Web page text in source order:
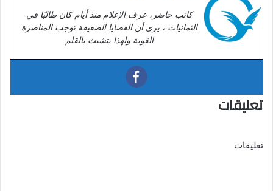
كاتب حاضر، عرف الإعلام منذ أيام كان طالبًا في
الثمانيات ، يرى أن القضايا الضعيفة توجب المناصرة
القوية ولهذا يتشبث بالقلم
تعليقات
تعليقات